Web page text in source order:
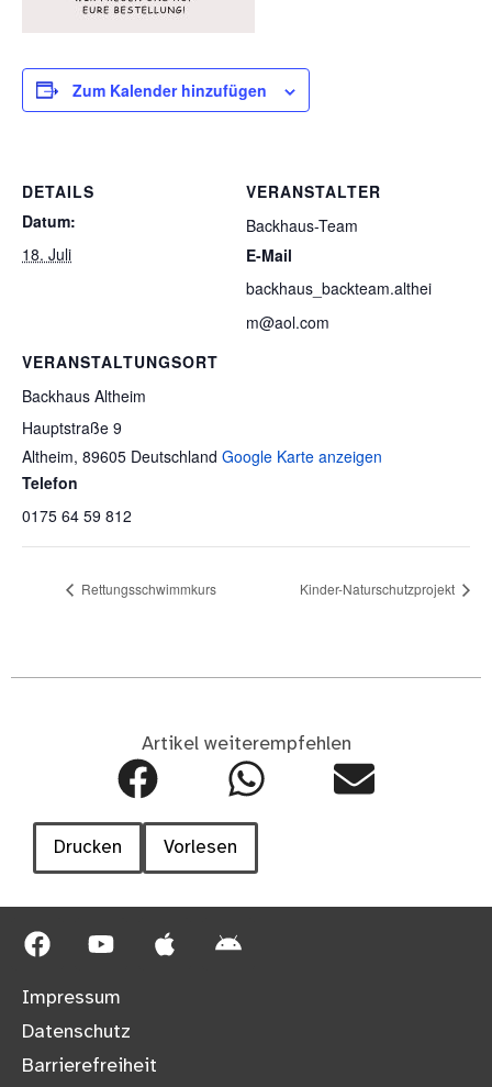
Zum Kalender hinzufügen
DETAILS
Datum:
18. Juli
VERANSTALTUNGSORT
Backhaus Altheim
Hauptstraße 9
Altheim, 89605 Deutschland Google Karte anzeigen
Telefon
0175 64 59 812
VERANSTALTER
Backhaus-Team
E-Mail
backhaus_backteam.althei
m@aol.com
Rettungsschwimmkurs Kinder-Naturschutzprojekt
Artikel weiterempfehlen
Drucken Vorlesen
Impressum
Datenschutz
Barrierefreiheit